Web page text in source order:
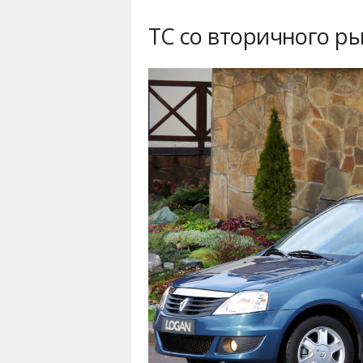
ТС со вторичного